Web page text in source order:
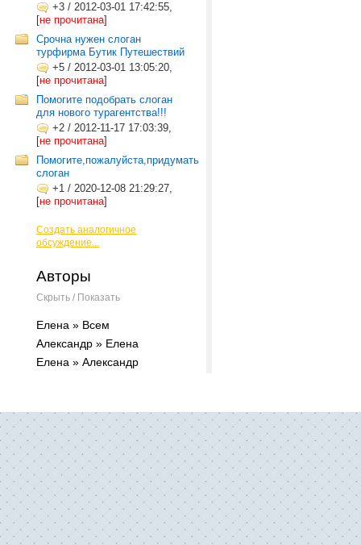
+3 / 2012-03-01 17:42:55,
[не прочитана]
Срочна нужен слоган
турфирма Бутик Путешествий
+5 / 2012-03-01 13:05:20,
[не прочитана]
Помогите подобрать слоган
для нового турагентства!!!
+2 / 2012-11-17 17:03:39,
[не прочитана]
Помогите,пожалуйста,придумать
слоган
+1 / 2020-12-08 21:29:27,
[не прочитана]
Создать аналогичное
обсуждение...
Авторы
Скрыть / Показать
Елена » Всем
Александр » Елена
Елена » Александр